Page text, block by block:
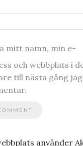
mitt namn, min e-
och webbplats i
till nästa gång
använder